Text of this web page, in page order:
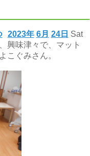
2023年 6月 24日 Sat
興味津々で、マット
こぐみさん。